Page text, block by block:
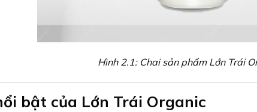
Hình 2.1: Chai sản phẩm Lớn Trái
bật của Lớn Trái Organic